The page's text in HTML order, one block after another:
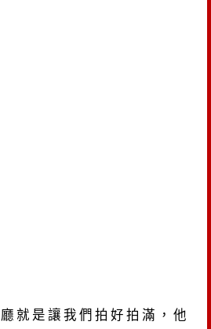
就是讓我們拍好拍滿，他